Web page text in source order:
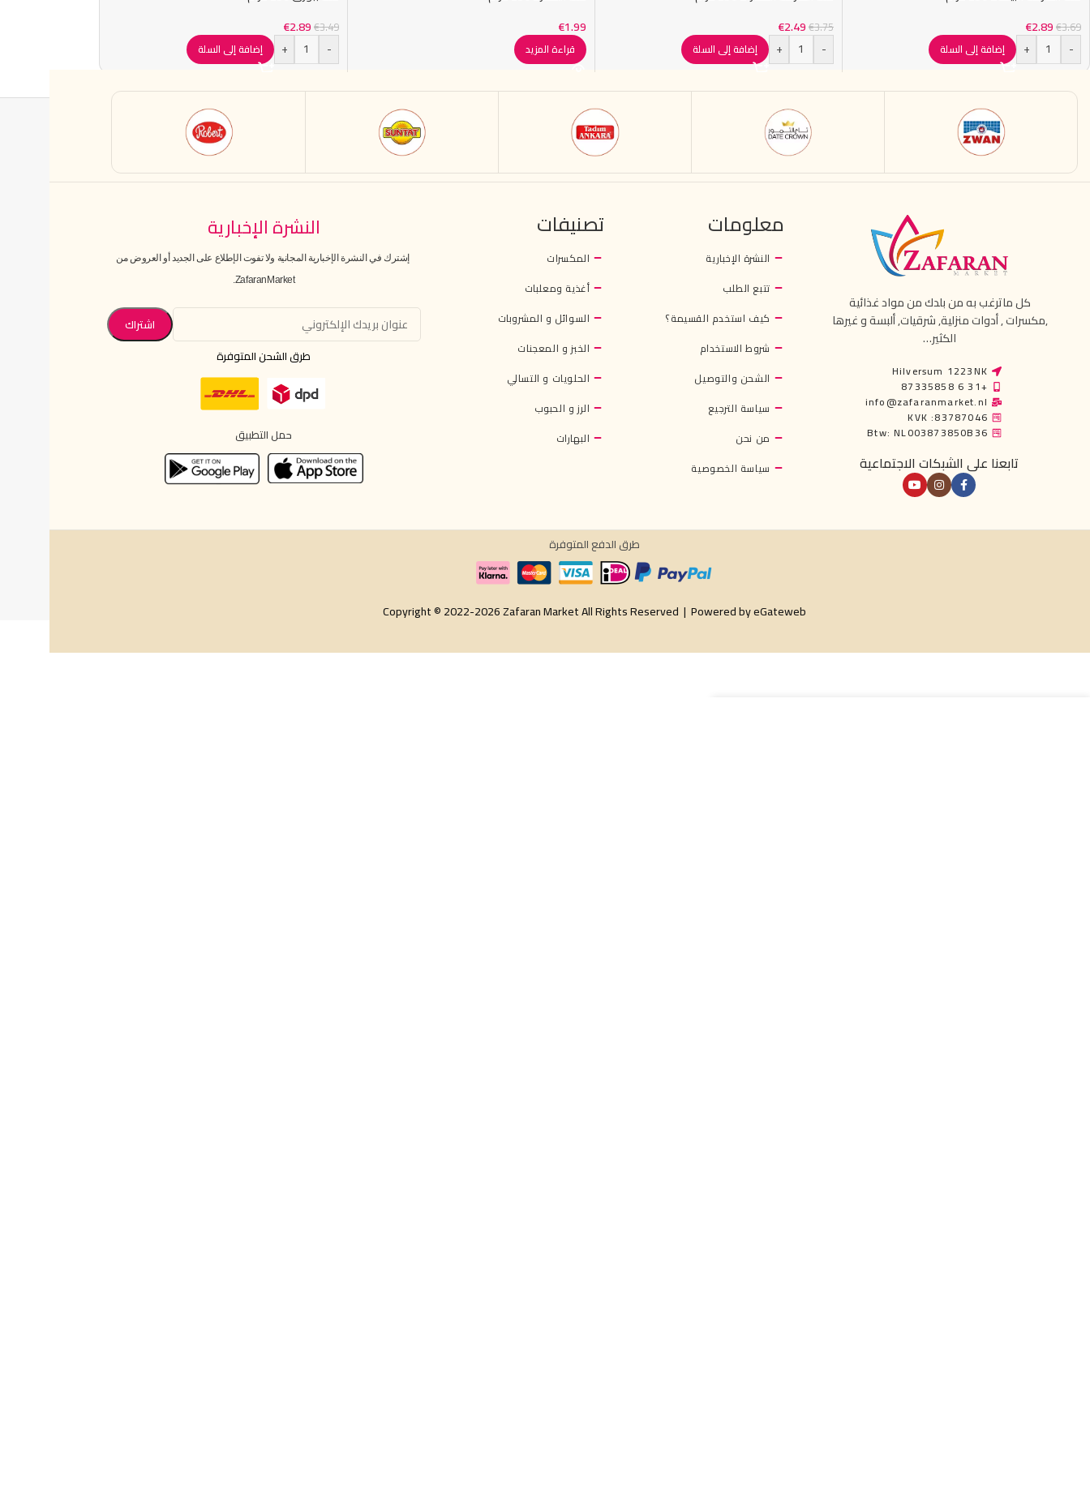
€3.69
€2.89
-
+ إضافة إلى السلة
€3.75
€2.49
-
+ إضافة إلى السلة
€1.99
قراءة المزيد
€3.49
€2.89
-
+ إضافة إلى السلة
كل ماترغب به من بلدك من مواد غذائية
,مكسرات , أدوات منزلية, شرقيات, ألبسة و غيرها
الكثير…
Hilversum 1223NK
+31 6 87335858
info@zafaranmarket.nl
KVK :83787046
Btw: NL003873850B36
تابعنا على الشبكات الاجتماعية
معلومات
النشرة الإخبارية
تتبع الطلب
كيف استخدم القسيمة؟
شروط الاستخدام
الشحن والتوصيل
سياسة الترجيع
من نحن
سياسة الخصوصية
تصنيفات
المكسرات
أغذية ومعلبات
السوائل و المشروبات
الخبز و المعجنات
الحلويات و التسالي
الرز و الحبوب
البهارات
النشرة الإخبارية
إشترك في النشرة الإخبارية المجانية ولا تفوت الإطلاع على الجديد أو العروض من
ZafaranMarket.
طرق الشحن المتوفرة
حمل التطبيق
طرق الدفع المتوفرة
Copyright © 2022-2026 Zafaran Market All Rights Reserved | Powered byeGateweb